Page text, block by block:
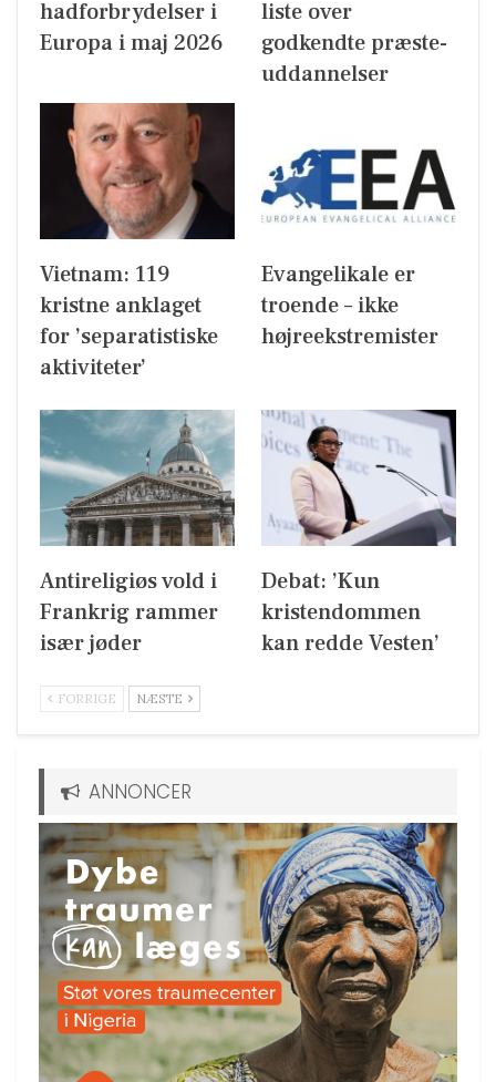
hadforbrydelser i
Europa i maj 2026
liste over
godkendte præste-
uddannelser
Vietnam: 119
kristne anklaget
for ’separatistiske
aktiviteter’
Evangelikale er
troende – ikke
højreekstremister
Antireligiøs vold i
Frankrig rammer
især jøder
Debat: ’Kun
kristendommen
kan redde Vesten’
FORRIGE NÆSTE
ANNONCER